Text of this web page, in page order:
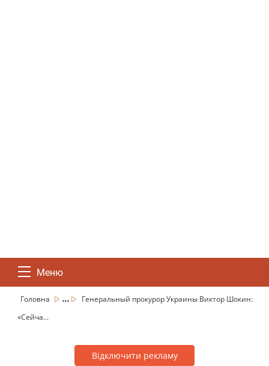
Меню
Головна ...
Генеральный прокурор Украины Виктор Шокин:
«Сейча...
Відключити рекламу